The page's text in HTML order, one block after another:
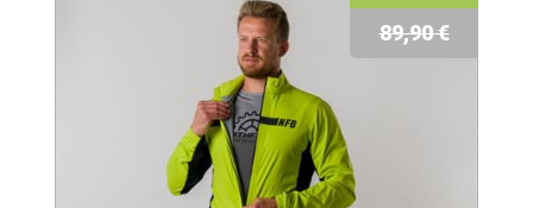
89,90 €